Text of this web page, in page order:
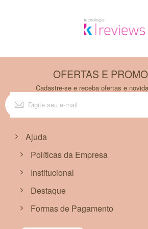
OFERTAS E
Cadastre-se e receba ofertas e
Inscreva-
se
na
Ajuda
Políticas da Empresa
Institucional
Destaque
Formas de Pagamento